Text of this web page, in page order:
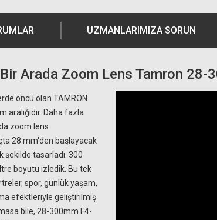
UZMANLARIMIZA SORUN
Arada Zoom Lens Tamron 28-
öncü olan TAMRON
Daha fazla
zoom lens
28 mm'den başlayacak
tasarladı. 300
boyutu izledik. Bu tek
spor, günlük yaşam,
efektleriyle geliştirilmiş
bile, 28-300mm F4-